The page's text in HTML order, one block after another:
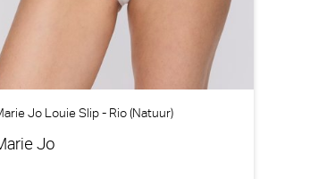
Jo Louie Slip - Rio (Natuur)
Jo